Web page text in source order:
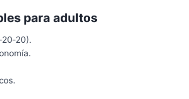
para adultos